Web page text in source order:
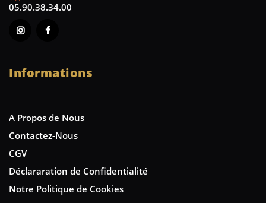
05.90.38.34.00
Informations
A Propos de Nous
Contactez-Nous
CGV
Déclararation de Confidentialité
Notre Politique de Cookies